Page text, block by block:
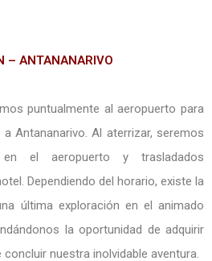
– ANTANANARIVO
puntualmente al aeropuerto para
Antananarivo. Al aterrizar, seremos
el aeropuerto y trasladados
Dependiendo del horario, existe la
última exploración en el animado
la oportunidad de adquirir
nuestra inolvidable aventura.